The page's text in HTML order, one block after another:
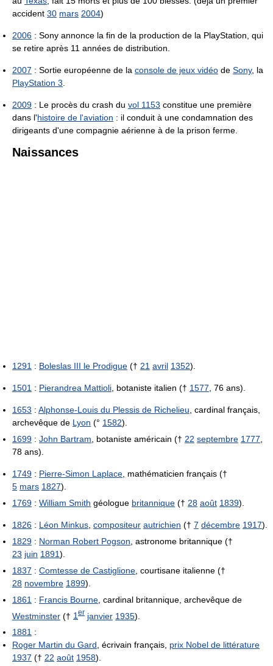
accident 30 mars 2004)
2006 : Sony annonce la fin de la production de la PlayStation, qui
se retire après 11 années de distribution.
2007 : Sortie européenne de la console de jeux vidéo de Sony, la
PlayStation 3
2009 : Le procès du crash du vol 1153 constitue une première
dans l'histoire de l'aviation : il conduit à une condamnation des
dirigeants d'une compagnie aérienne à de la prison ferme.
Naissances
1291 : Boleslas III le Prodigue († 21 avril 1352).
1501 : Pierandrea Mattioli , botaniste italien († 1577 , 76 ans).
1653 : Alphonse-Louis du Plessis de Richelieu , cardinal français,
archevêque de Lyon (° 1582).
1699 : John Bartram , botaniste américain († 22 septembre 1777
78 ans).
1749 : Pierre-Simon Laplace , mathématicien français (†
5 mars 1827).
1769 : William Smith géologue britannique († 28 août 1839).
1826 : Léon Minkus compositeur autrichien († 7 décembre 1917).
1829 : Norman Robert Pogson , astronome britannique (†
23 juin 1891).
1837 : Comtesse de Castiglione , courtisane italienne (†
28 novembre 1899).
1861 : Francis Bourne , cardinal britannique, archevêque de
Westminster († 1 er janvier 1935).
1881 :
Roger Martin du Gard , écrivain français, prix Nobel de littérature
1937 († 22 août 1958).